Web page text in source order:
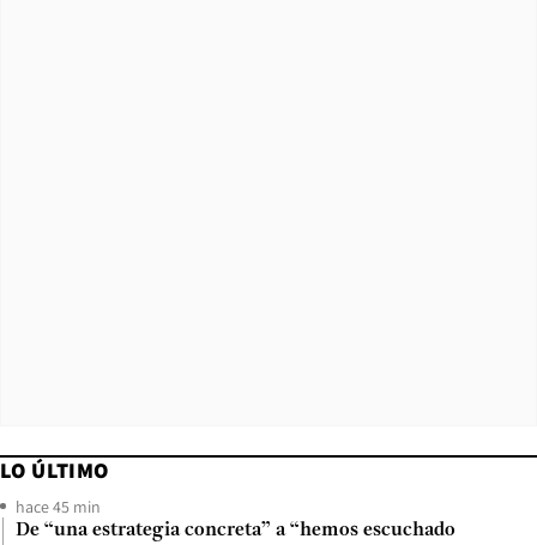
LO ÚLTIMO
hace 45 min
De “una estrategia concreta” a “hemos escuchado